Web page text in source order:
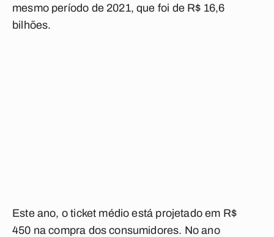
mesmo período de 2021, que foi de R$ 16,6
bilhões.
Este ano, o ticket médio está projetado em R$
450 na compra dos consumidores. No ano